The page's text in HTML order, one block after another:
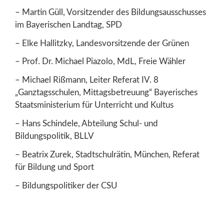
– Martin Güll, Vorsitzender des Bildungsausschusses
im Bayerischen Landtag, SPD
– Elke Hallitzky, Landesvorsitzende der Grünen
– Prof. Dr. Michael Piazolo, MdL, Freie Wähler
– Michael Rißmann, Leiter Referat IV. 8
„Ganztagsschulen, Mittagsbetreuung“ Bayerisches
Staatsministerium für Unterricht und Kultus
– Hans Schindele, Abteilung Schul- und
Bildungspolitik, BLLV
– Beatrix Zurek, Stadtschulrätin, München, Referat
für Bildung und Sport
– Bildungspolitiker der CSU